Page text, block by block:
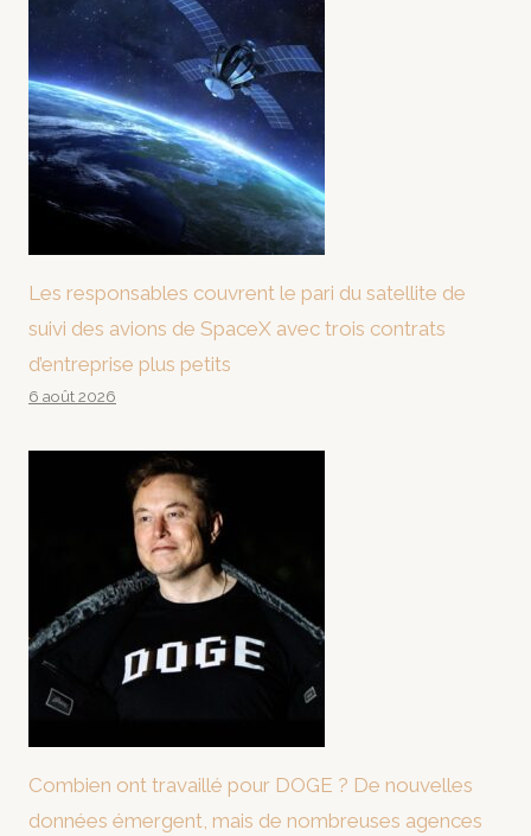
Les responsables couvrent le pari du satellite de
suivi des avions de SpaceX avec trois contrats
d’entreprise plus petits
6 août 2026
Combien ont travaillé pour DOGE ? De nouvelles
données émergent, mais de nombreuses agences